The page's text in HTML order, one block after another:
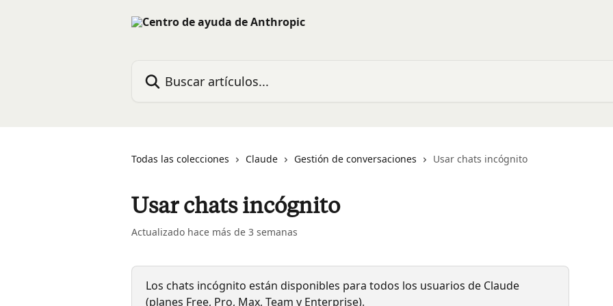
Todas las colecciones Claude Gestión de conversaciones Usar chats incógnito
Usar chats incógnito
Actualizado hace más de 3 semanas
Los chats incógnito están disponibles para todos los usuarios de Claude
(planes Free, Pro, Max, Team y Enterprise).